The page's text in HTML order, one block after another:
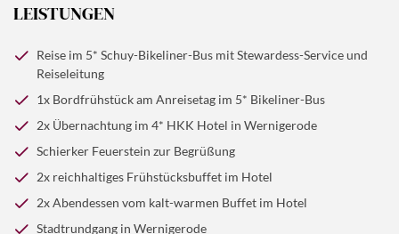
©dk-fotowelt - stock.adobe.com
nach Halberstadt. Das Stadtzentrum von Halberstadt
bietet an historischer Stelle mit modernen Gebäuden
eine reizvolle Kulisse für die bezaubernde Budenstadt
©Mapics - stock.adobe.com
LEISTUNGEN
Reise im 5* Schuy-Bikeliner-Bus mit Stewardess-Service und
Reiseleitung
1x Bordfrühstück am Anreisetag im 5* Bikeliner-Bus
2x Übernachtung im 4* HKK Hotel in Wernigerode
Schierker Feuerstein zur Begrüßung
2x reichhaltiges Frühstücksbuffet im Hotel
2x Abendessen vom kalt-warmen Buffet im Hotel
Stadtrundgang in Wernigerode